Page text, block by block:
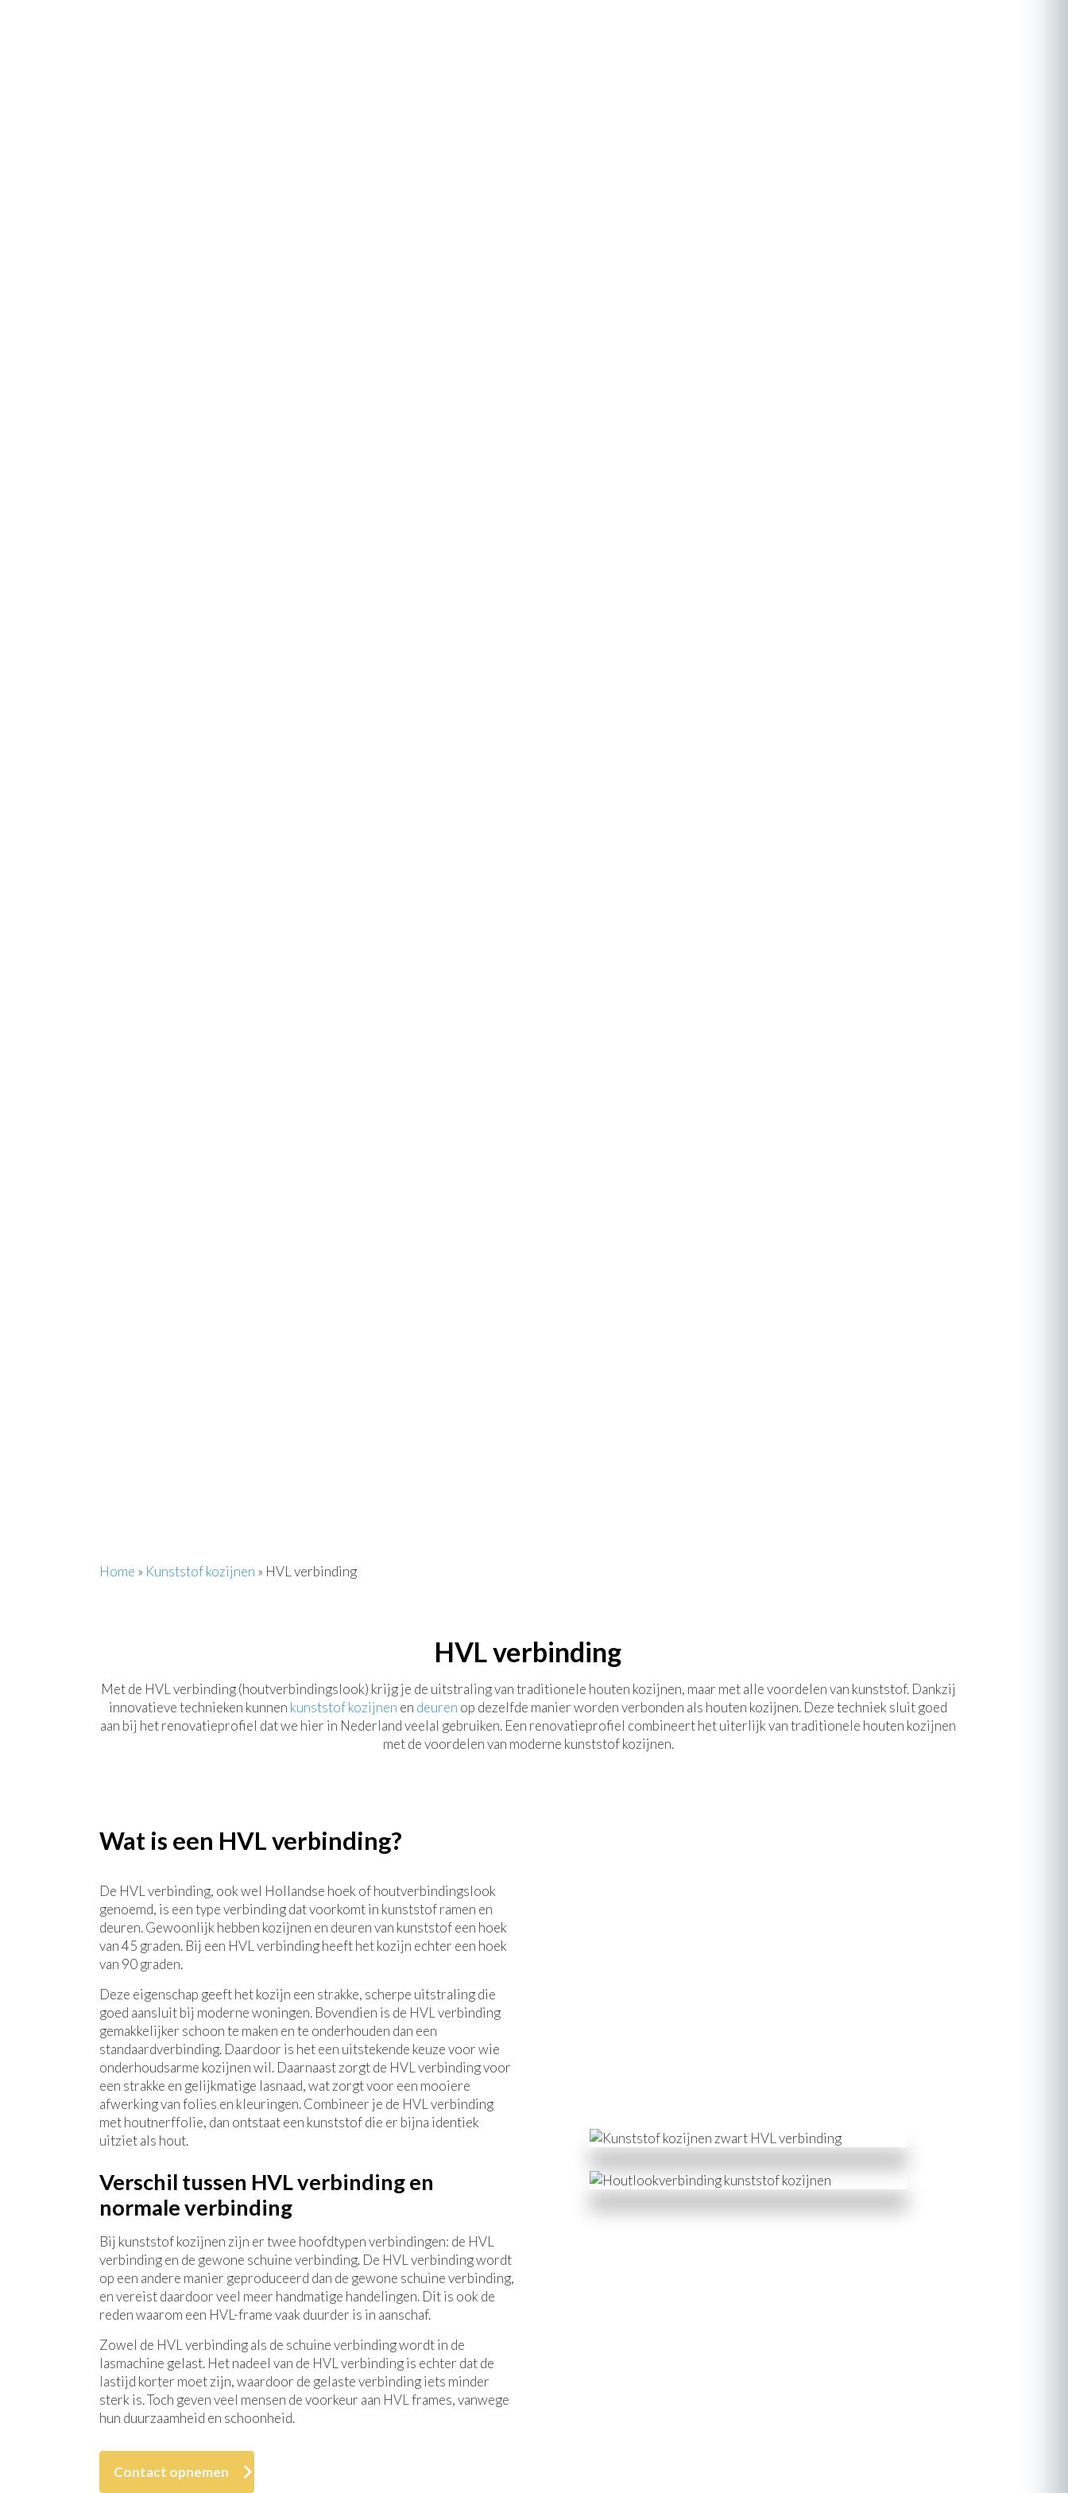
Home » Kunststof kozijnen » HVL verbinding
HVL verbinding
Met de HVL verbinding (houtverbindingslook) krijg je de uitstraling van traditionele houten kozijnen, maar met alle voordelen van kunststof. Dankzij
innovatieve technieken kunnen kunststof kozijnen en deuren op dezelfde manier worden verbonden als houten kozijnen. Deze techniek sluit goed
aan bij het renovatieprofiel dat we hier in Nederland veelal gebruiken. Een renovatieprofiel combineert het uiterlijk van traditionele houten kozijnen
met de voordelen van moderne kunststof kozijnen.
Wat is een HVL verbinding?
De HVL verbinding, ook wel Hollandse hoek of houtverbindingslook
genoemd, is een type verbinding dat voorkomt in kunststof ramen en
deuren. Gewoonlijk hebben kozijnen en deuren van kunststof een hoek
van 45 graden. Bij een HVL verbinding heeft het kozijn echter een hoek
van 90 graden.
Deze eigenschap geeft het kozijn een strakke, scherpe uitstraling die
goed aansluit bij moderne woningen. Bovendien is de HVL verbinding
gemakkelijker schoon te maken en te onderhouden dan een
standaardverbinding. Daardoor is het een uitstekende keuze voor wie
onderhoudsarme kozijnen wil. Daarnaast zorgt de HVL verbinding voor
een strakke en gelijkmatige lasnaad, wat zorgt voor een mooiere
afwerking van folies en kleuringen. Combineer je de HVL verbinding
met houtnerffolie, dan ontstaat een kunststof die er bijna identiek
uitziet als hout.
Verschil tussen HVL verbinding en
normale verbinding
Bij kunststof kozijnen zijn er twee hoofdtypen verbindingen: de HVL
verbinding en de gewone schuine verbinding. De HVL verbinding wordt
op een andere manier geproduceerd dan de gewone schuine verbinding,
en vereist daardoor veel meer handmatige handelingen. Dit is ook de
reden waarom een HVL-frame vaak duurder is in aanschaf.
Zowel de HVL verbinding als de schuine verbinding wordt in de
lasmachine gelast. Het nadeel van de HVL verbinding is echter dat de
lastijd korter moet zijn, waardoor de gelaste verbinding iets minder
sterk is. Toch geven veel mensen de voorkeur aan HVL frames, vanwege
hun duurzaamheid en schoonheid.
Contact opnemen